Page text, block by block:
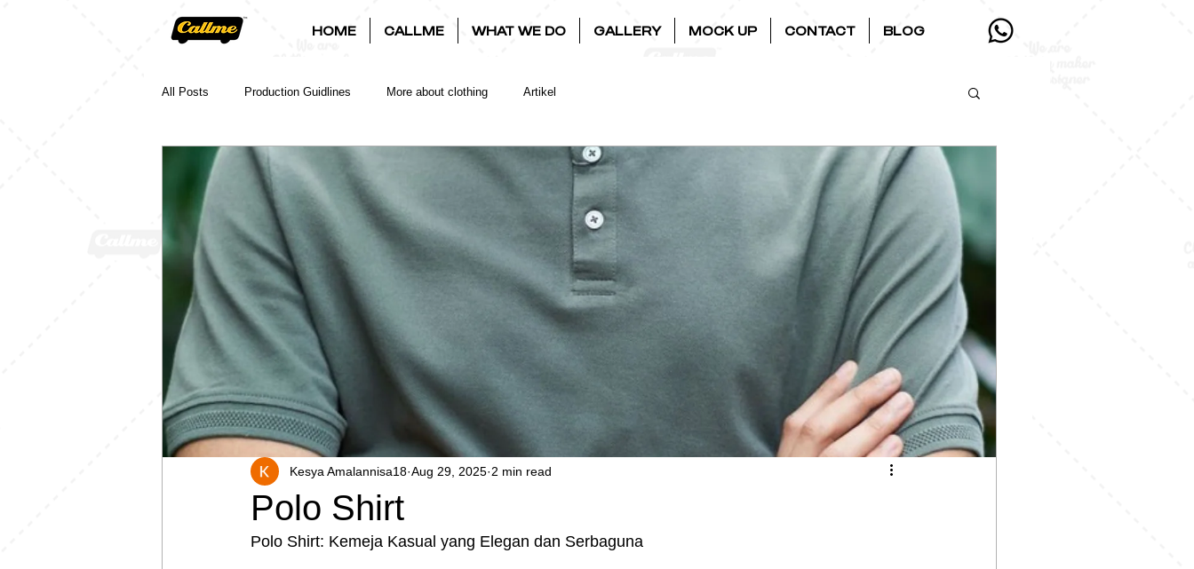
HOME CALLME WHAT WE DO GALLERY MOCK UP CONTACT BLOG
All Posts Production Guidlines More about clothing Artikel
Polo Shirt
Kesya Amalannisa18 Aug 29, 2025 2 min read
Polo Shirt: Kemeja Kasual yang Elegan dan Serbaguna